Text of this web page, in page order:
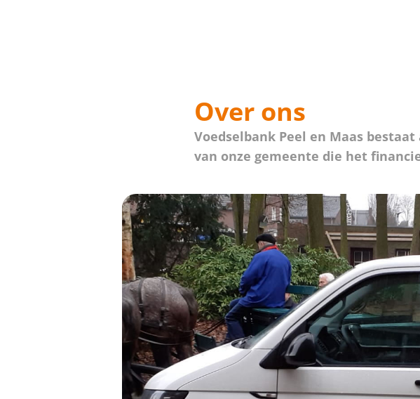
Over ons
Voedselbank Peel en Maas
van onze gemeente die het